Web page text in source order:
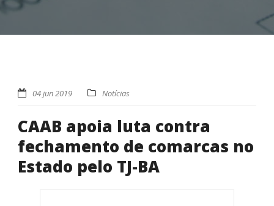
04 jun 2019 Notícias
CAAB apoia luta contra
fechamento de comarcas no
Estado pelo TJ-BA